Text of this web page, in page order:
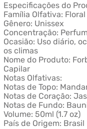
Especificações do
Família Olfativa:
Gênero: Unissex
Concentração:
Ocasião: Uso diário,
os climas
Nome do Produto:
Capilar
Notas Olfativas:
Notas de Topo:
Notas de Coração:
Notas de Fundo:
Volume: 50ml (1.7 oz)
País de Origem: Brasil